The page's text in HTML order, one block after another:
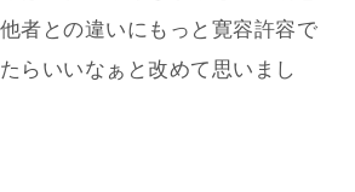
者との違いにもっと寛容許容で
らいいなぁと改めて思いまし